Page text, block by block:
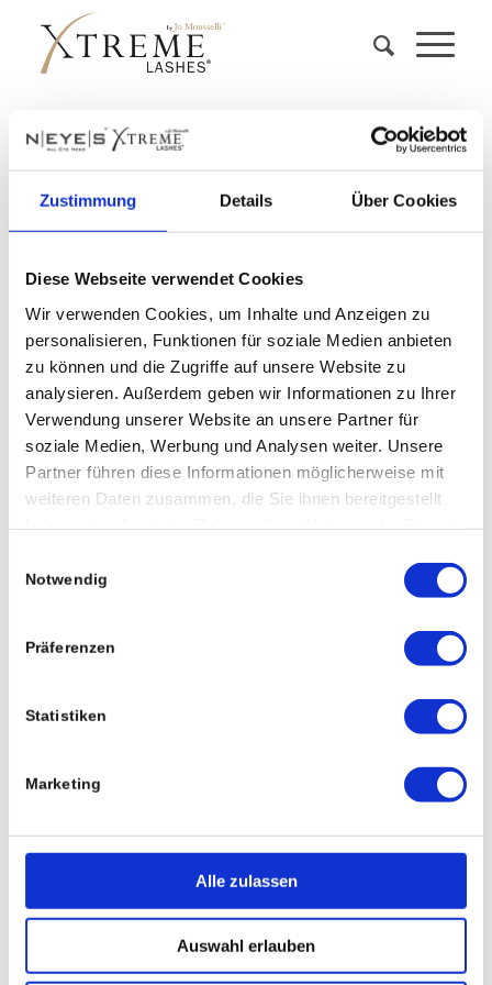
Zustimmung Details Über Cookies
Diese Webseite verwendet Cookies
Wir verwenden Cookies, um Inhalte und Anzeigen zu
personalisieren, Funktionen für soziale Medien anbieten
zu können und die Zugriffe auf unsere Website zu
analysieren. Außerdem geben wir Informationen zu Ihrer
Verwendung unserer Website an unsere Partner für
soziale Medien, Werbung und Analysen weiter. Unsere
Partner führen diese Informationen möglicherweise mit
weiteren Daten zusammen, die Sie ihnen bereitgestellt
Notwendig
Präferenzen
Statistiken
Marketing
Alle zulassen
Auswahl erlauben
Wimpern Extensions
Xtreme Lashes
Wimpern-Extensions sind feineKunstfasern
Volumen und Schwung zu verleihen.
Verschiedene Varianten: Extensions gibt es in unterschiedlichen
Längen, Stärken und Biegungen, die individuell an deine
Augenform und Wünsche angepasst werden.
Perfekte Anpassung:Die Wahl der richtigen Wimpernstärke
hängt von deinenNaturwimpernsowie dem gewünschten Effekt
ab – ob natürlich oder dramatisch.
Mit professionell angebrachten Wimpern-Extensions kannst du
deinen Look perfekt in Szene setzen und jeden Tag mit einem
atemberaubenden Augenaufschlag strahlen!
Wimpern Extensions